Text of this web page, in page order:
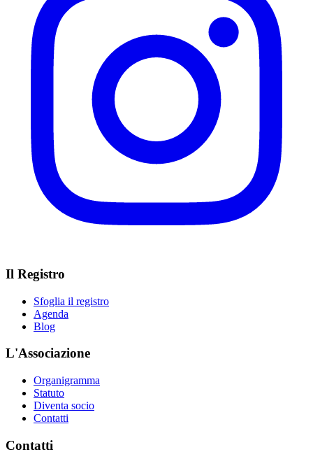
Il Registro
Sfoglia il registro
Agenda
Blog
L'Associazione
Organigramma
Statuto
Diventa socio
Contatti
Contatti